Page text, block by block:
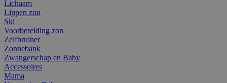
Lichaam
Lippen zon
Ski
Voorbereiding zon
Zelfbruiner
Zonnebank
Zwangerschap en Baby
Accessoires
Mama